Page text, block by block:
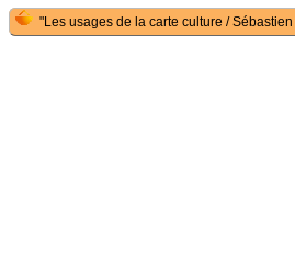
"Les usages de la carte culture /